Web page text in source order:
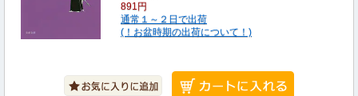
891円
通常１～２日で出荷
(！お盆時期の出荷について！)